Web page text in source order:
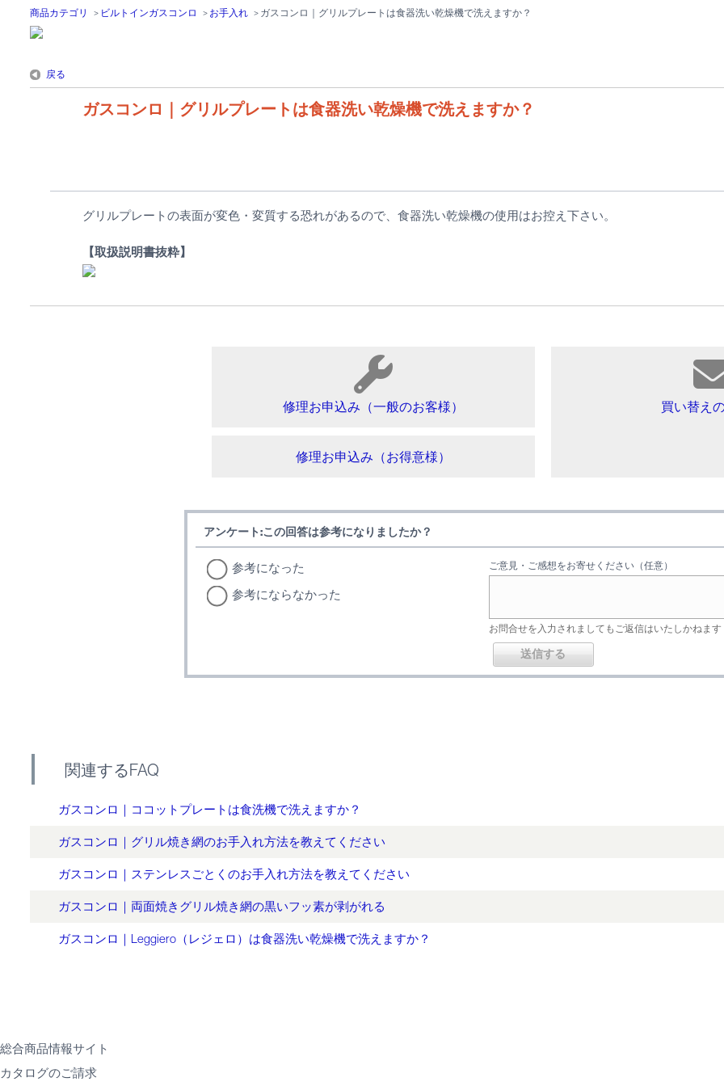
商品カテゴリ > ビルトインガスコンロ > お手入れ > ガスコンロ｜グリルプレートは食器洗い乾燥機で洗えますか？
戻る
ガスコンロ｜グリルプレートは食器洗い乾燥機で洗えますか？
グリルプレートの表面が変色・変質する恐れがあるので、食器洗い乾燥機の使用はお控え下さい。
【取扱説明書抜粋】
修理お申込み（一般のお客様）
修理お申込み（お得意様）
買い替え
アンケート:この回答は参考になりましたか？
参考になった
参考にならなかった
ご意見・ご感想をお寄せください（任意）
お問合せを入力されましてもご返信はいたしかねます
関連するFAQ
ガスコンロ｜ココットプレートは食洗機で洗えますか？
ガスコンロ｜グリル焼き網のお手入れ方法を教えてください
ガスコンロ｜ステンレスごとくのお手入れ方法を教えてください
ガスコンロ｜両面焼きグリル焼き網の黒いフッ素が剥がれる
ガスコンロ｜Leggiero（レジェロ）は食器洗い乾燥機で洗えますか？
総合商品情報サイト
カタログのご請求